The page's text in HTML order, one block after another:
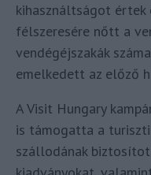
kihasználtságot értek
félszeresére nőtt a
vendégéjszakák
emelkedett az előző
A Visit Hungary
is támogatta a
szállodának